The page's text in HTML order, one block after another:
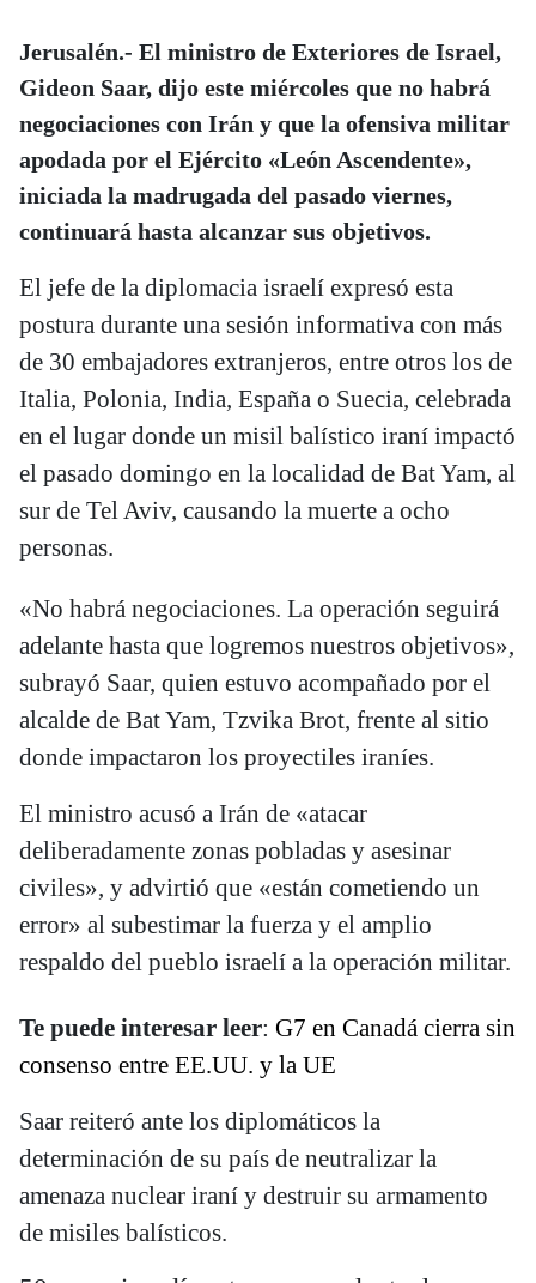
Jerusalén.- El ministro de Exteriores de Israel,
Gideon Saar, dijo este miércoles que no habrá
negociaciones con Irán y que la ofensiva militar
apodada por el Ejército «León Ascendente»,
iniciada la madrugada del pasado viernes,
continuará hasta alcanzar sus objetivos.
El jefe de la diplomacia israelí expresó esta
postura durante una sesión informativa con más
de 30 embajadores extranjeros, entre otros los de
Italia, Polonia, India, España o Suecia, celebrada
en el lugar donde un misil balístico iraní impactó
el pasado domingo en la localidad de Bat Yam, al
sur de Tel Aviv, causando la muerte a ocho
personas.
«No habrá negociaciones. La operación seguirá
adelante hasta que logremos nuestros objetivos»,
subrayó Saar, quien estuvo acompañado por el
alcalde de Bat Yam, Tzvika Brot, frente al sitio
donde impactaron los proyectiles iraníes.
El ministro acusó a Irán de «atacar
deliberadamente zonas pobladas y asesinar
civiles», y advirtió que «están cometiendo un
error» al subestimar la fuerza y el amplio
respaldo del pueblo israelí a la operación militar.
Te puede interesar leer: G7 en Canadá cierra sin
consenso entre EE.UU. y la UE
Saar reiteró ante los diplomáticos la
determinación de su país de neutralizar la
amenaza nuclear iraní y destruir su armamento
de misiles balísticos.